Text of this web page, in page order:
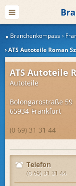
Branchenkompass
ATS Autoteile Roman
ATS Autoteile
Autoteile
Bolongarostraße 59
65934 Frankfurt
(0 69) 31 31 44
Telefon
(0 69) 31 31 44